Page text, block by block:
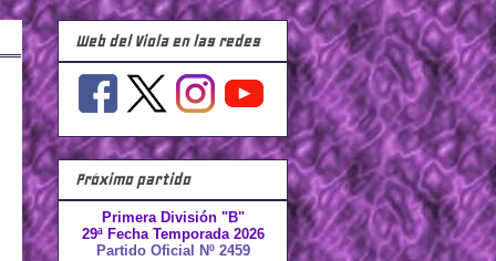
Web del Viola en las redes
Próximo partido
Primera División "B"
29ª Fecha Temporada 2026
Partido Oficial Nº 2459